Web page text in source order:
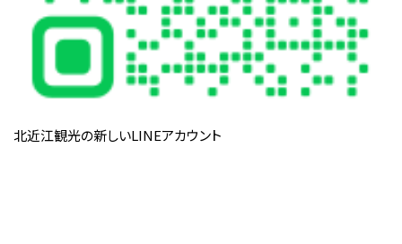
北近江観光の新しいLINEアカウント